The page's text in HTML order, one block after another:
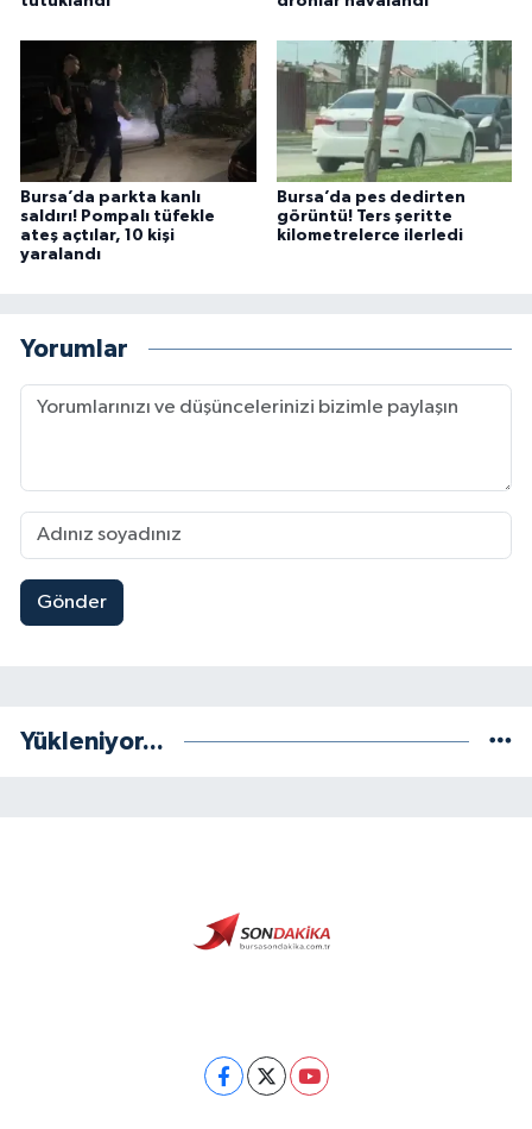
Bursa’da parkta kanlı
saldırı! Pompalı tüfekle
ateş açtılar, 10 kişi
yaralandı
Bursa’da pes dedirten
görüntü! Ters şeritte
kilometrelerce ilerledi
Yorumlar
Gönder
Yükleniyor...